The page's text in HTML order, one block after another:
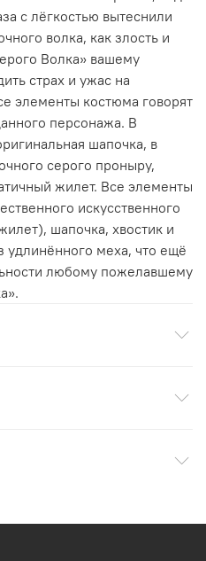
с лёгкостью вытеснили
волка, как злость и
Волка» вашему
страх и ужас на
элементы костюма говорят
персонажа. В
шапочка, в
серого проныру,
жилет. Все элементы
искусственного
шапочка, хвостик и
удлинённого меха, что ещё
любому пожелавшему